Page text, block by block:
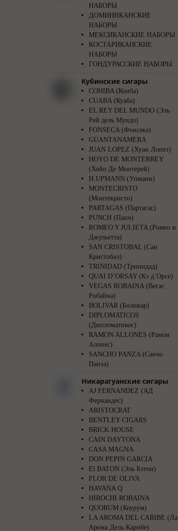
НАБОРЫ
ДОМИНИКАНСКИЕ
НАБОРЫ
МЕКСИКАНСКИЕ НАБОРЫ
КОСТАРИКАНСКИЕ
НАБОРЫ
ГОНДУРАССКИЕ НАБОРЫ
Кубинские сигары
COHIBA (Коиба)
CUABA (Куаба)
EL REY DEL MUNDO (Эль
Рей дель Мундо)
FONSECA (Фонсека)
GUANTANAMERA
JUAN LOPEZ (Хуан Лопез)
HOYO DE MONTERREY
(Хойо Де Монтерей)
H.UPMANN (Упманн)
MONTECRISTO
(Монтекристо)
PARTAGAS (Партагас)
PUNCH (Панч)
ROMEO Y JULIETA (Ромео и
Джульетта)
SAN CRISTOBAL (Сан
Кристобал)
TRINIDAD (Тринидад)
QUAI D’ORSAY (Кэ д`Орсе)
VEGAS ROBAINA (Вегас
Робайна)
BOLIVAR (Боливар)
DIPLOMATICOS
(Дипломатикос)
RAMON ALLONES (Рамон
Алонес)
SANCHO PANZA (Санчо
Панза)
Никарагуанские сигары
AJ FERNANDEZ (АД
Фернандес)
ARISTOCRAT
BENTLEY CIGARS
BRICK HOUSE
CAIN DAYTONA
CASA MAGNA
DON PEPIN GARCIA
El BATON (Эль Бэтон)
FLOR DE OLIVA
HAVANA Q
HIROCHI ROBAINA
QUORUM (Коурум)
LA AROMA DEL CARIBE (Ла
Арома Дель Карибе)